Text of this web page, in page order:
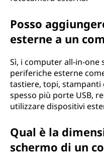
Posso
esterne a un
Sì, i computer all-in-
periferiche esterne
tastiere, topi, stampanti
spesso più porte USB,
utilizzare dispositivi
Qual è la
schermo di un